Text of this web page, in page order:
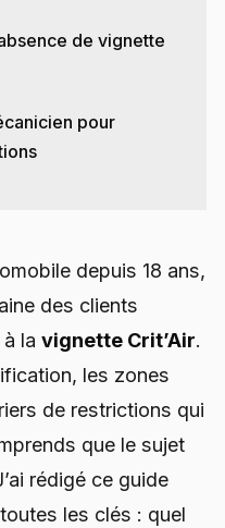
de vignette
pour
depuis 18 ans,
des clients
la vignette Crit’Air.
les zones
de restrictions qui
que le sujet
rédigé ce guide
les clés : quel